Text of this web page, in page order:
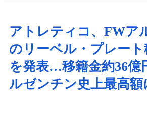
アトレティコ、FWア
のリーベル・プレート
を発表…移籍金約36億
ルゼンチン史上最高額